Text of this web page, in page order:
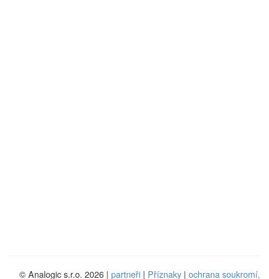
© Analogic s.r.o. 2026 | partneři | Příznaky | ochrana soukromí,